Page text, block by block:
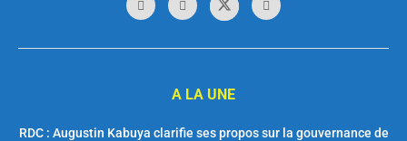
A LA UNE
RDC : Augustin Kabuya clarifie ses propos sur la gouvernance de